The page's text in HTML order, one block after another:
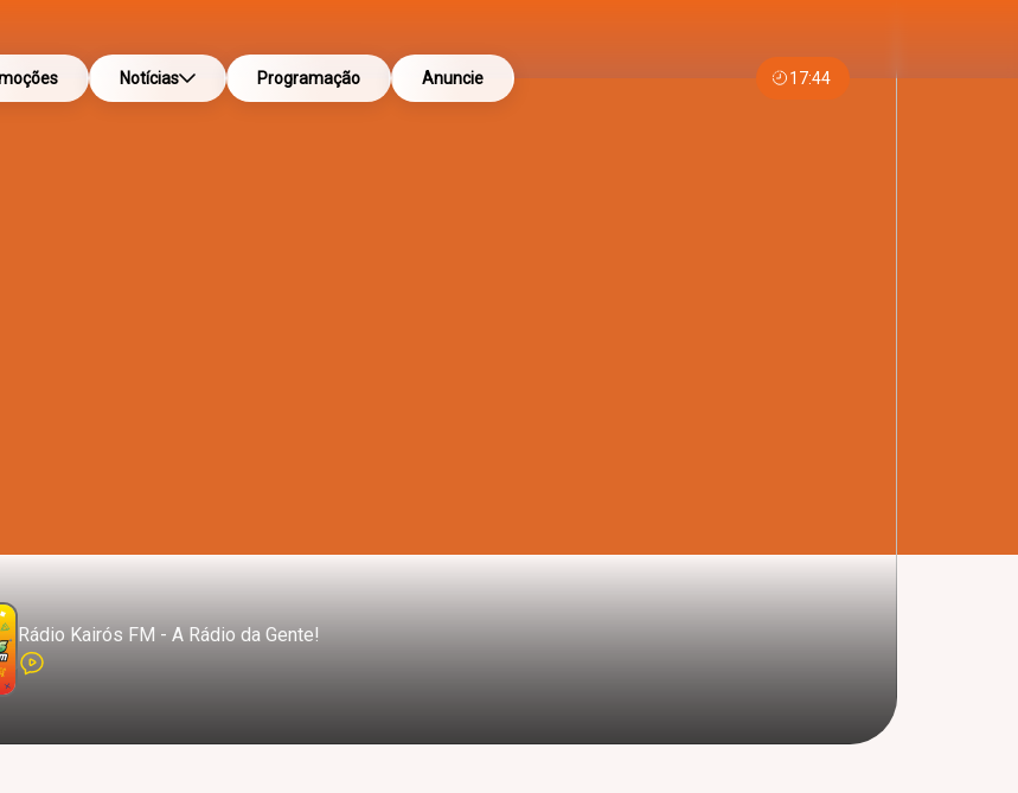
Notícias Programação Anuncie 17:44
Rádio Kairós FM - A Rádio da Gente!